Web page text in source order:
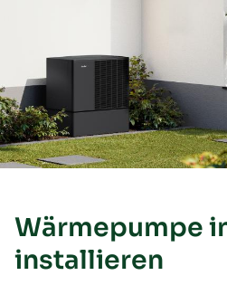
Wärmepumpe
installieren